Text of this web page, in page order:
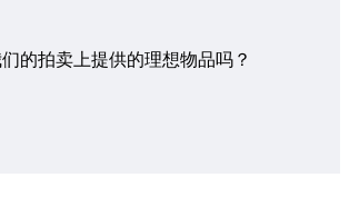
的拍卖上提供的理想物品吗？